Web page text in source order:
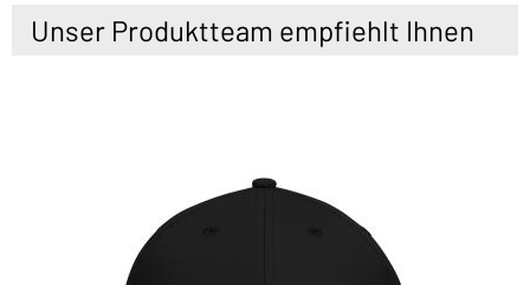
Unser Produktteam empfiehlt Ihnen